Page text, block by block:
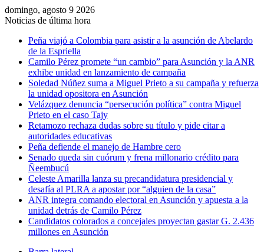
domingo, agosto 9 2026
Noticias de última hora
Peña viajó a Colombia para asistir a la asunción de Abelardo
de la Espriella
Camilo Pérez promete “un cambio” para Asunción y la ANR
exhibe unidad en lanzamiento de campaña
Soledad Núñez suma a Miguel Prieto a su campaña y refuerza
la unidad opositora en Asunción
Velázquez denuncia “persecución política” contra Miguel
Prieto en el caso Tajy
Retamozo rechaza dudas sobre su título y pide citar a
autoridades educativas
Peña defiende el manejo de Hambre cero
Senado queda sin cuórum y frena millonario crédito para
Ñeembucú
Celeste Amarilla lanza su precandidatura presidencial y
desafía al PLRA a apostar por “alguien de la casa”
ANR integra comando electoral en Asunción y apuesta a la
unidad detrás de Camilo Pérez
Candidatos colorados a concejales proyectan gastar G. 2.436
millones en Asunción